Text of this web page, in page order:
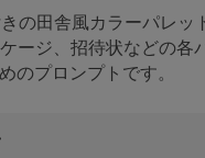
の田舎風カラーパレッ
ージ、招待状などの各
のプロンプトです。